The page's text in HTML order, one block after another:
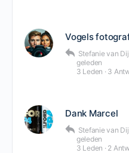
Vogels
Stefanie van
geleden
3 Leden · 3
Dank Marcel
Stefanie van
geleden
3 Leden · 2